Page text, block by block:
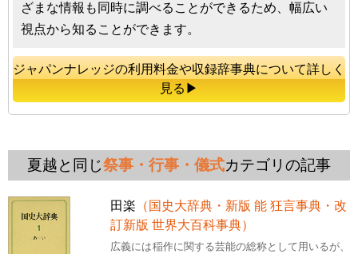
ざまな情報も同時に調べることができるため、幅広い
視点から知ることができます。
ジャパンナレッジの利用料金や収録辞事典について詳しく
見る▶
夏越と同じ祭事・行事・儀式カテゴリの記事
田楽 （国史大辞典・新版 能 狂言事典・改
訂新版 世界大百科事典）
広義には稲作に関する芸能の総称として用いるが、